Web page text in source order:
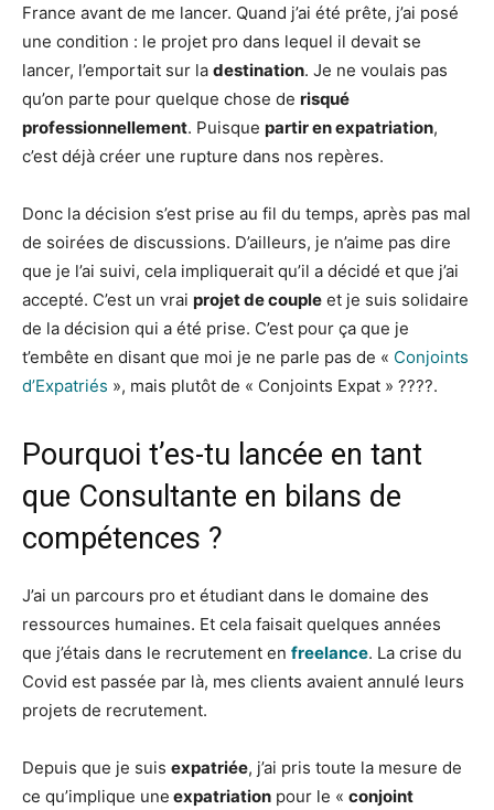
France avant de me lancer. Quand j’ai été prête, j’ai posé
une condition : le projet pro dans lequel il devait se
lancer, l’emportait sur la destination. Je ne voulais pas
qu’on parte pour quelque chose de risqué
professionnellement. Puisque partir en expatriation,
c’est déjà créer une rupture dans nos repères.
Donc la décision s’est prise au fil du temps, après pas mal
de soirées de discussions. D’ailleurs, je n’aime pas dire
que je l’ai suivi, cela impliquerait qu’il a décidé et que j’ai
accepté. C’est un vrai projet de couple et je suis solidaire
de la décision qui a été prise. C’est pour ça que je
t’embête en disant que moi je ne parle pas de « Conjoints
d’Expatriés », mais plutôt de « Conjoints Expat » ????.
Pourquoi t’es-tu lancée en tant
que Consultante en bilans de
compétences ?
J’ai un parcours pro et étudiant dans le domaine des
ressources humaines. Et cela faisait quelques années
que j’étais dans le recrutement en freelance. La crise du
Covid est passée par là, mes clients avaient annulé leurs
projets de recrutement.
Depuis que je suis expatriée, j’ai pris toute la mesure de
ce qu’implique une expatriation pour le « conjoint